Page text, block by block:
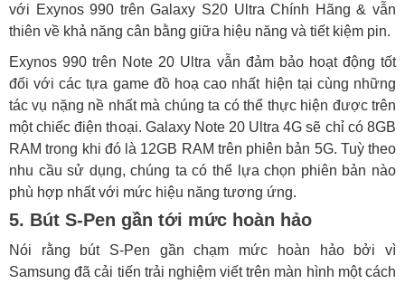
với Exynos 990 trên Galaxy S20 Ultra Chính Hãng & vẫn
thiên về khả năng cân bằng giữa hiệu năng và tiết kiệm pin.
Exynos 990 trên Note 20 Ultra vẫn đảm bảo hoạt động tốt
đối với các tựa game đồ hoạ cao nhất hiện tại cùng những
tác vụ nặng nề nhất mà chúng ta có thể thực hiện được trên
một chiếc điện thoại. Galaxy Note 20 Ultra 4G sẽ chỉ có 8GB
RAM trong khi đó là 12GB RAM trên phiên bản 5G. Tuỳ theo
nhu cầu sử dụng, chúng ta có thể lựa chọn phiên bản nào
phù hợp nhất với mức hiệu năng tương ứng.
5. Bút S-Pen gần tới mức hoàn hảo
Nói rằng bút S-Pen gần chạm mức hoàn hảo bởi vì
Samsung đã cải tiến trải nghiệm viết trên màn hình một cách